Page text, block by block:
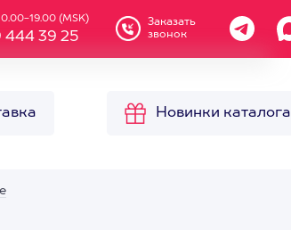
19.00 (MSK)
444 39 25
Заказать
звонок
Новинки каталога